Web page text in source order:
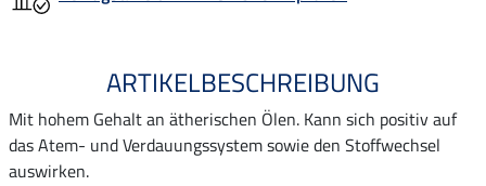
ARTIKELBESCHREIBUNG
Mit hohem Gehalt an ätherischen Ölen. Kann sich positiv auf
das Atem- und Verdauungssystem sowie den Stoffwechsel
auswirken.